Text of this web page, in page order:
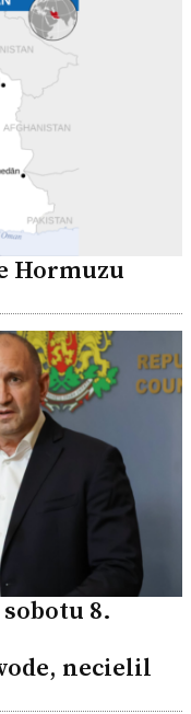
Hormuzu
8.
necielil